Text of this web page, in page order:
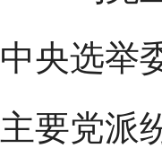
中央选举
主要党派